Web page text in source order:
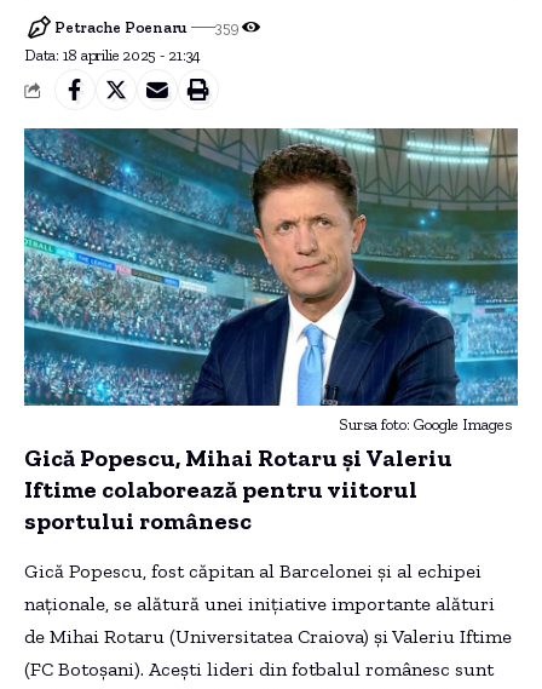
Data: 18 aprilie 2025 - 21:34
Petrache Poenaru 359
Sursa foto: Google Images
Gică Popescu, Mihai Rotaru și Valeriu
Iftime colaborează pentru viitorul
sportului românesc
Gică Popescu, fost căpitan al Barcelonei și al echipei
naționale, se alătură unei inițiative importante alături
de Mihai Rotaru (Universitatea Craiova) și Valeriu Iftime
(FC Botoșani). Acești lideri din fotbalul românesc sunt